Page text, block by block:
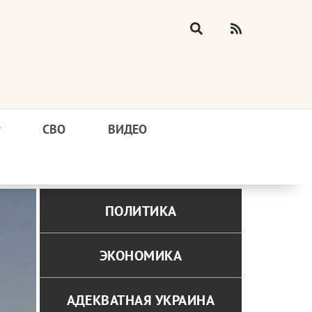
СВО ВИДЕО
ПОЛИТИКА
ЭКОНОМИКА
АДЕКВАТНАЯ УКРАИНА